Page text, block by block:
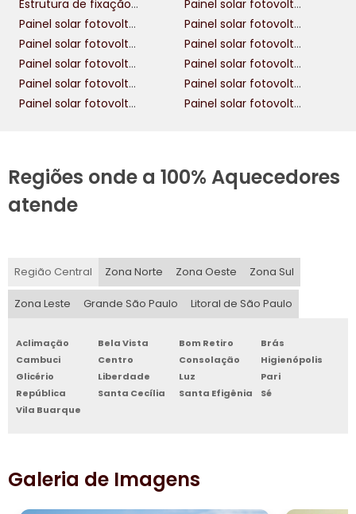
Estrutura de fixação de painel solar fotovoltaico
Painel solar fotovoltaico 100w
Painel solar fotovoltaico 150w
Painel solar fotovoltaico 155w
Painel solar fotovoltaico 250w
Painel solar fotovoltaico 300w
Painel solar fotovoltaico 340w
Painel solar fotovoltaico 400w
Painel solar fotovoltaico 450w
Painel solar fotovoltaico 500w
Painel solar fotovoltaico 50w
Painel solar fotovoltaico 600w
Regiões onde a 100% Aquecedores
atende
Região Central Zona Norte Zona Oeste Zona Sul
Zona Leste Grande São Paulo Litoral de São Paulo
Aclimação Bela Vista Bom Retiro
Brás
Cambuci
Centro Consolação
Higienópolis
Glicério
Liberdade Luz
Pari
República
Santa Cecília Santa Efigênia
Sé
Vila Buarque
Galeria de Imagens